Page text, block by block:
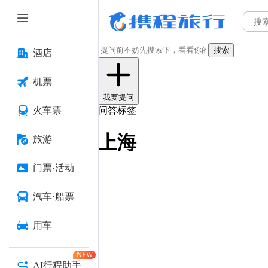
酒店
机票
火车票
旅游
门票·活动
汽车·船票
用车
AI行程助手
NEW
搜索
我要提问
问答标签
上海